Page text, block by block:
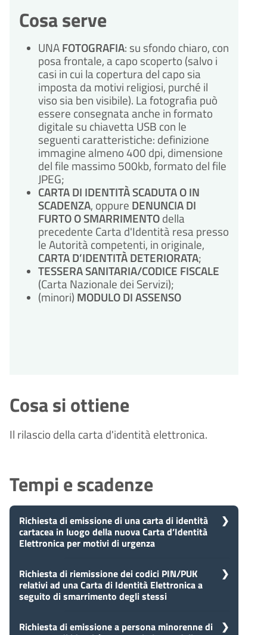
Cosa serve
UNAFOTOGRAFIA: su sfondo chiaro, con
posa frontale, a capo scoperto (salvo i
casi in cui la copertura del capo sia
imposta da motivi religiosi, purché il
viso sia ben visibile). La fotografia può
essere consegnata anche in formato
digitale su chiavetta USB con le
seguenti caratteristiche: definizione
immagine almeno 400 dpi, dimensione
del file massimo 500kb, formato del file
JPEG;
CARTA DI IDENTITÀ SCADUTA O IN
SCADENZA, oppure DENUNCIA DI
FURTO O SMARRIMENTOdella
precedente Carta d'Identità resa presso
le Autorità competenti, in originale,
CARTA D’IDENTITÀ DETERIORATA;
TESSERA SANITARIA/CODICE FISCALE
(Carta Nazionale dei Servizi);
(minori) MODULO DI ASSENSO
Cosa si ottiene
Il rilascio della carta d'identità elettronica.
Tempi e scadenze
Richiesta di emissione di una carta di identità
cartacea in luogo della nuova Carta d’Identità
Elettronica per motivi di urgenza
5
giorni
Presa in carico
Dopo aver presentato la tua
richiesta, il comune avvia il
la tua domanda in 5 giorni.
Richiesta di riemissione dei codici PIN/PUK
relativi ad una Carta di Identità Elettronica a
seguito di smarrimento degli stessi
Presa in carico
Richiesta di emissione a persona minorenne di